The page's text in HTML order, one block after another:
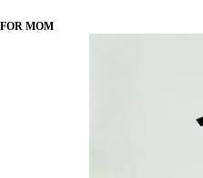
FOR MOM